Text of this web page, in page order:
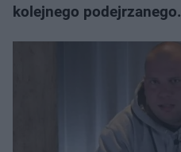
kolejnego podejrzanego.